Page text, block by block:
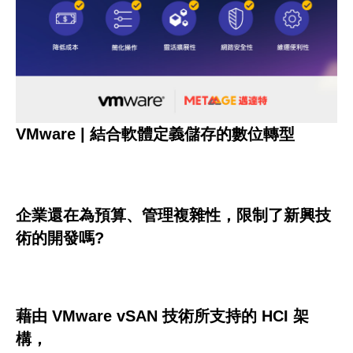
VMware | 結合軟體定義儲存的數位轉型
企業還在為預算、管理複雜性，限制了新興技
術的開發嗎?
藉由 VMware vSAN 技術所支持的 HCI 架
構，